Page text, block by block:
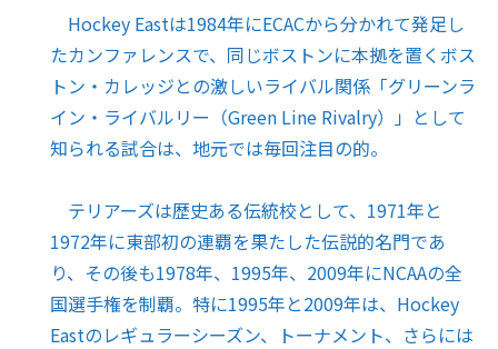
Hockey Eastは1984年にECACから分かれて発足し
たカンファレンスで、同じボストンに本拠を置くボス
トン・カレッジとの激しいライバル関係「グリーンラ
イン・ライバルリー（Green Line Rivalry）」として
知られる試合は、地元では毎回注目の的。
テリアーズは歴史ある伝統校として、1971年と
1972年に東部初の連覇を果たした伝説的名門であ
り、その後も1978年、1995年、2009年にNCAAの全
国選手権を制覇。特に1995年と2009年は、Hockey
Eastのレギュラーシーズン、トーナメント、さらには